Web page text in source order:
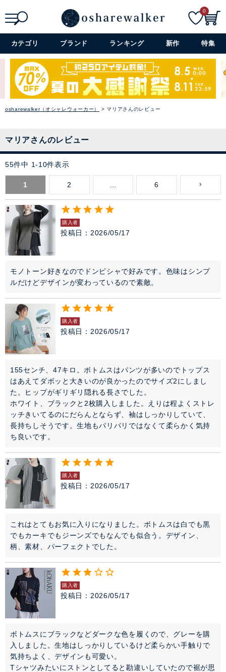
詳細検索+
0
カテゴリ ブランド ランキング 新作 特集
osharewalker（オシャレウォーカー） マリアさんのレビュー
マリアさんのレビュー
55件中 1-10件表示
1 2 6
購入者
投稿日 2026/05/17
モノトーン好きなのでドンピシャで好みです。色味はシンプ
ルだけどデザインが変わっているので素敵。
購入者
投稿日 2026/05/17
155センチ、47キロ。ボトムスはパンツが多いのでトップス
はあえてダボッと大きいのが良かったのでサイズ2にしまし
た。ヒップがギリギリ隠れる長さでした。
ホワイト、ブラックと2枚購入しました。えりは程よくストレ
ッチきいてるのにだらんとならず、袖はしっかりしていて、
長持ちしそうです。生地もパリパリではなくて柔らかく気持
ち良いです。
購入者
投稿日 2026/05/17
これはとてもお気に入りになりました。ボトムスは白でも黒
でもカーキでもジーンズでもなんでも似合う。デザイン、
柄、素材、パーフェクトでした。
購入者
投稿日 2026/05/17
ボトムスにブラックなどダークな色を履くので、グレーを購
入しました。生地はしっかりしているけど柔らかい手触りで
気持ちよく、デザインも可愛い。
Tシャツみたいにストンとしてると勘違いしていたので裾が思